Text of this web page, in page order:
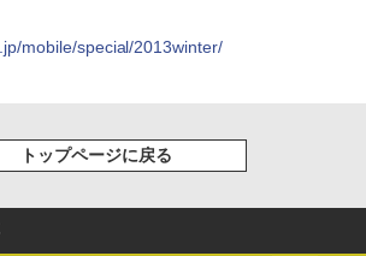
￥28,600
￥3,480
￥250
ベルレス 650mlPET×24本
mobile/special/2013winter/
トップページに戻る